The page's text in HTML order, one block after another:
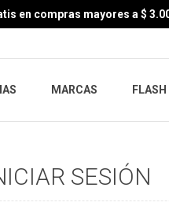
en compras mayores a $
MARCAS
SESIÓN